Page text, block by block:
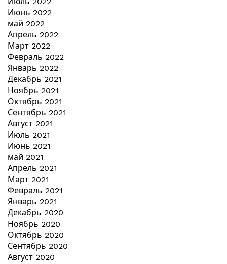
Июнь 2022
май 2022
Апрель 2022
Март 2022
Февраль 2022
Январь 2022
Декабрь 2021
Ноябрь 2021
Октябрь 2021
Сентябрь 2021
Август 2021
Июль 2021
Июнь 2021
май 2021
Апрель 2021
Март 2021
Февраль 2021
Январь 2021
Декабрь 2020
Ноябрь 2020
Октябрь 2020
Сентябрь 2020
Август 2020